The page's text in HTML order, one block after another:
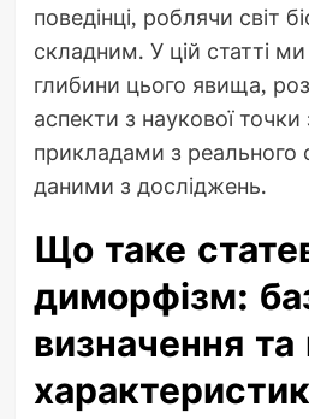
поведінці, роблячи світ
складним. У цій статті
глибини цього явища,
аспекти з наукової точки
прикладами з реального
даними з досліджень.
Що таке
диморфізм:
визначення та